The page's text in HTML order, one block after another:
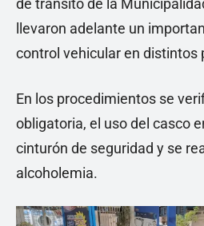
de tránsito de la
llevaron adelante un
control vehicular en distintos
En los procedimientos se
obligatoria, el uso del casco
cinturón de seguridad y se
alcoholemia.